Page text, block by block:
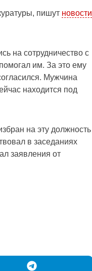
пишут новости
на сотрудничество с
им. За это ему
Мужчина
находится под
на эту должность
в заседаниях
заявления от